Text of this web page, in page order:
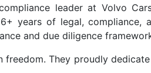
leader at Volvo
years of legal, compliance,
and due diligence
freedom. They proudly